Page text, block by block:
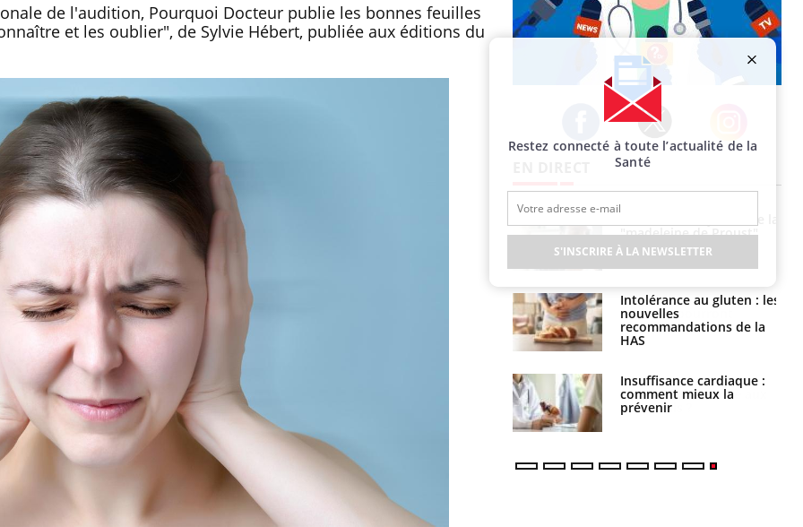
de l'audition, Pourquoi Docteur publie les bonnes feuilles
et les oublier", de Sylvie Hébert, publiée aux éditions du
Facebook Twitter Instagram
Mordue par un
barracuda, une petite fille
secourue grâce à un
réflexe essentiel
Légionellose en Suisse :
quelle est l’origine de la
contamination ?
Allergies alimentaires :
une nouvelle arme contre
les réactions sévères
"madeleine de Proust"
enfin expliqué
Intolérance au gluten : les
nouvelles
recommandations de la
HAS
Insuffisance cardiaque :
comment mieux la
prévenir
Restez connecté à toute l’actualité de la
Santé
S'INSCRIRE À LA NEWSLETTER